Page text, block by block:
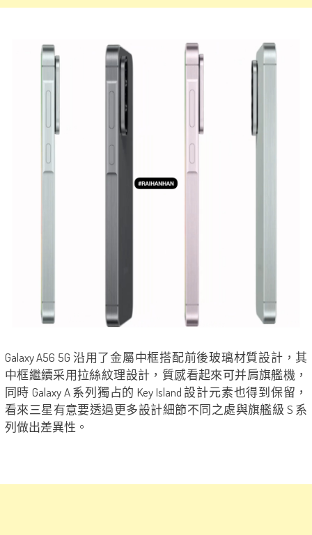
Galaxy A56 5G 沿用了金屬中框搭配前後玻璃材質設計，其
中框繼續采用拉絲紋理設計，質感看起來可并肩旗艦機，
同時 Galaxy A 系列獨占的 Key Island 設計元素也得到保留，
看來三星有意要透過更多設計細節不同之處與旗艦級 S 系
列做出差異性。